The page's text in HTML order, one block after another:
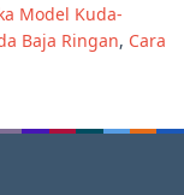
Model Kuda-
Baja Ringan, Cara